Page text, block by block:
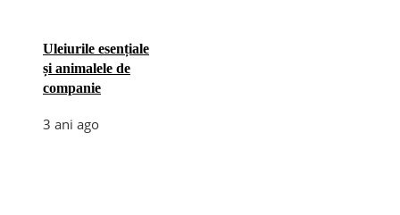
Uleiurile esențiale
și animalele de
companie
3 ani ago